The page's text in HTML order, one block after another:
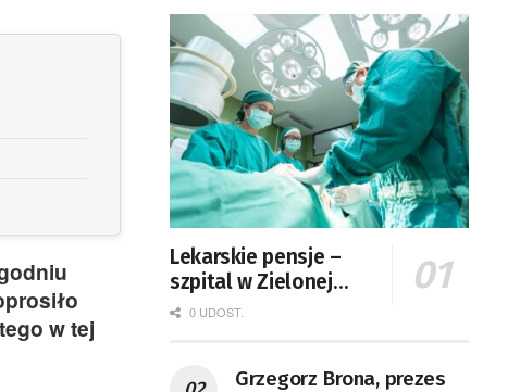
w tej
Lekarskie pensje –
szpital w Zielonej
Górze podaje dane
0 UDOST.
Grzegorz Brona, prezes